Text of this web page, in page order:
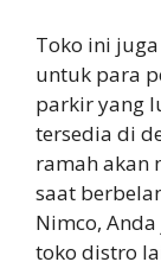
Toko ini
untuk para
parkir yang
tersedia di
ramah akan
saat
Nimco,
toko distro